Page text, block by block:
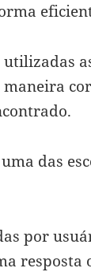
maneira
das
por
resposta